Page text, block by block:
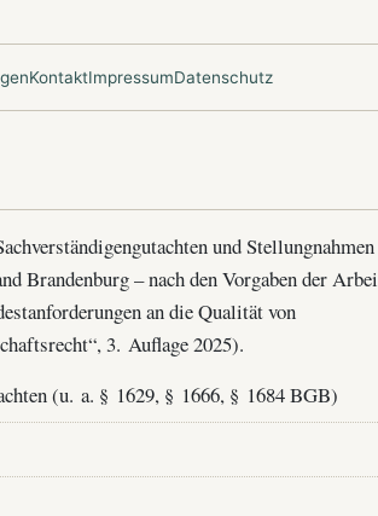
KontaktImpressumDatenschutz
und
Brandenburg – nach den Vorgaben der
an die Qualität von
3. Auflage 2025).
(u. a. § 1629, § 1666, § 1684 BGB)